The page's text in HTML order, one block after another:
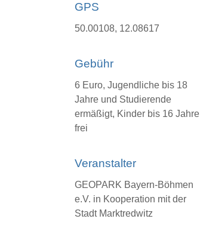
GPS
50.00108, 12.08617
Gebühr
6 Euro, Jugendliche bis 18
Jahre und Studierende
ermäßigt, Kinder bis 16 Jahre
frei
Veranstalter
GEOPARK Bayern-Böhmen
e.V. in Kooperation mit der
Stadt Marktredwitz